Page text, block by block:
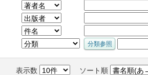
表示数 ソート順